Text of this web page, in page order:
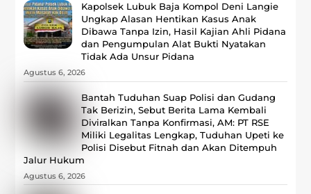
Kapolsek Lubuk Baja Kompol Deni Langie
Ungkap Alasan Hentikan Kasus Anak
Dibawa Tanpa Izin, Hasil Kajian Ahli Pidana
dan Pengumpulan Alat Bukti Nyatakan
Tidak Ada Unsur Pidana
Agustus 6, 2026
Bantah Tuduhan Suap Polisi dan Gudang
Tak Berizin, Sebut Berita Lama Kembali
Diviralkan Tanpa Konfirmasi, ‎AM: PT RSE
Miliki Legalitas Lengkap, Tuduhan Upeti ke
Polisi Disebut Fitnah dan Akan Ditempuh
Jalur Hukum
Agustus 6, 2026